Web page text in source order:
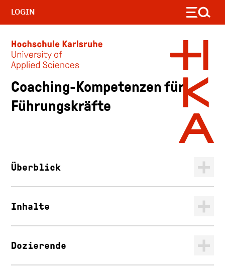
Skip to main content
LOGIN
Coaching-Kompetenzen für
Führungskräfte
Überblick
Inhalte
Dozierende